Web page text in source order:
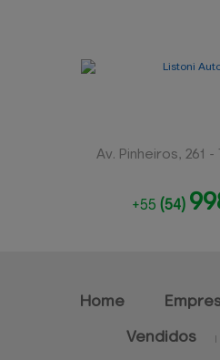
Av. Pinheiros, 261
+55 (54)
Home
Vendidos